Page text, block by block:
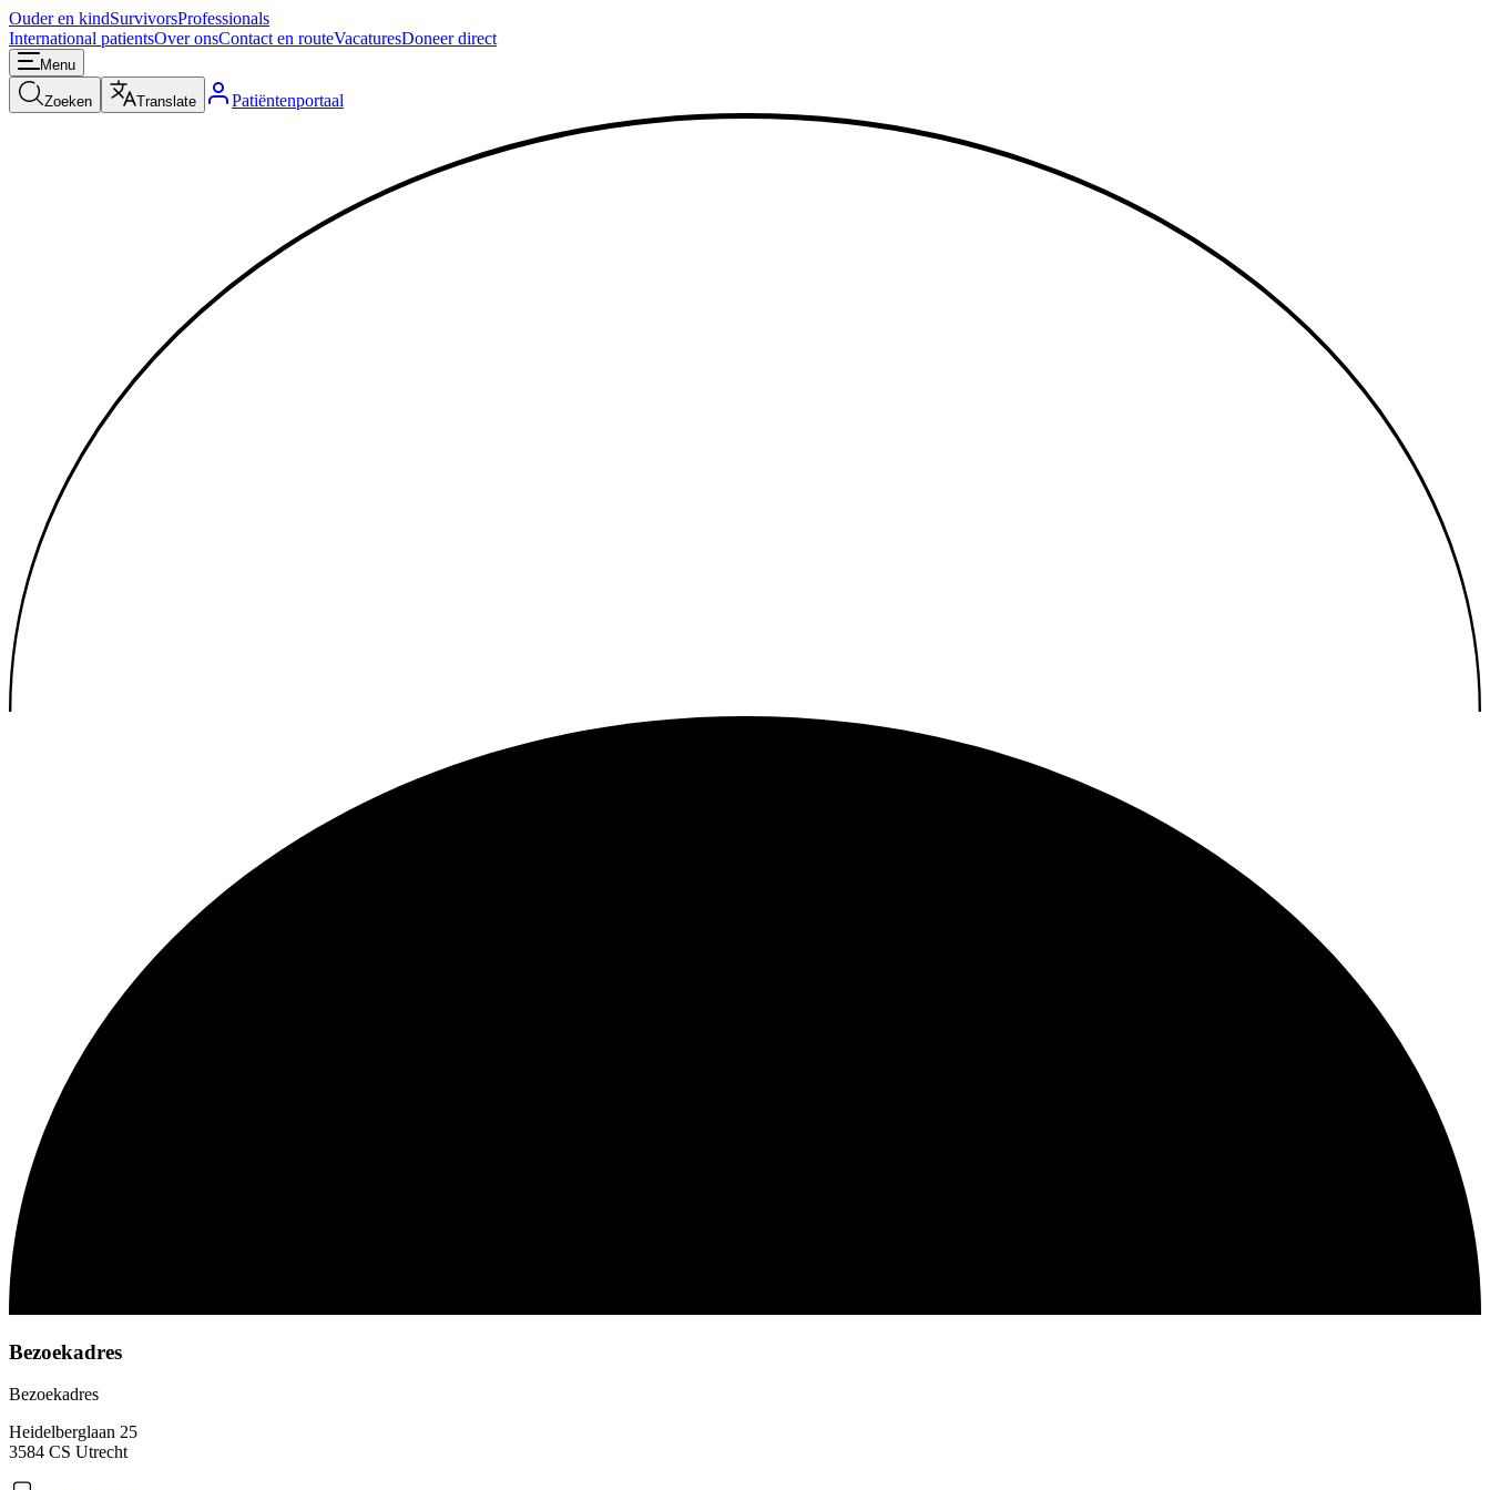
Ouder en kindSurvivorsProfessionals
International patientsOver onsContact en routeVacaturesDoneer direct
Menu
Zoeken Translate Patiëntenportaal
Bezoekadres
Bezoekadres
Heidelberglaan 25
3584 CS Utrecht